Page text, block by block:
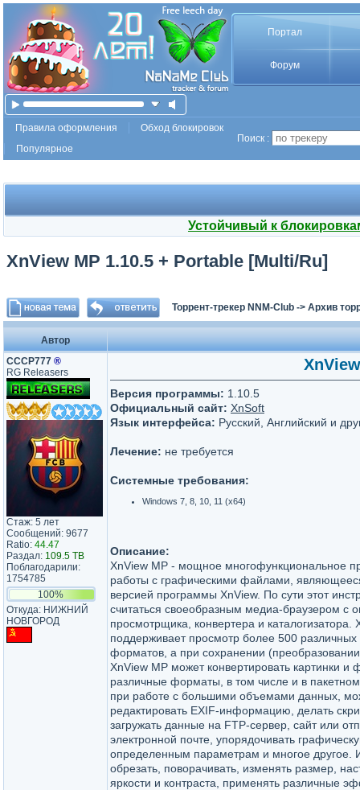
Портал
Форум
Правила оформления
Обход блокировок
Популярное
Поиск :
Устойчивый к
XnView MP 1.10.5 + Portable [Multi/Ru]
Торрент-трекер NNM-Club -> Архив
Автор
СССР777 ®
RG Releasers
Стаж: 5 лет
Сообщений: 9677
Ratio: 44.47
Раздал: 109.5 TB
Поблагодарили:
1754785
100%
Откуда: НИЖНИЙ
НОВГОРОД
Версия программы: 1.10.5
Официальный сайт: XnSoft
Язык интерфейса: Русский, Английский и
Лечение: не требуется
Системные требования:
Windows 7, 8, 10, 11 (x64)
Описание:
XnView MP - мощное многофункциональное
работы с графическими файлами,
версией программы XnView. По сути этот
считаться своеобразным медиа-браузером с
просмотрщика, конвертера и каталогизатора.
поддерживает просмотр более 500 различных
форматов, а при сохранении
XnView MP может конвертировать картинки и
различные форматы, в том числе и в
при работе с большими объемами данных,
редактировать EXIF-информацию, делать
загружать данные на FTP-сервер, сайт или
электронной почте, упорядочивать
определенным параметрам и многое другое.
обрезать, поворачивать, изменять размер,
яркости и контраста, применять различные